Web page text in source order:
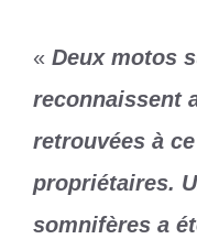
« Deux motos
reconnaissent
retrouvées à
propriétaires.
somnifères a